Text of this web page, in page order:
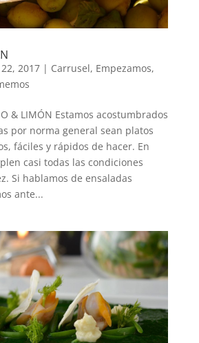
2017| Carrusel, Empezamos,
& LIMÓN Estamos acostumbrados
por norma general sean platos
fáciles y rápidos de hacer. En
casi todas las condiciones
Si hablamos de ensaladas
ante...